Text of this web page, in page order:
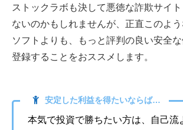
ストックラボも決して悪徳な詐欺サイ
ないのかもしれませんが、正直このよ
ソフトよりも、もっと評判の良い安全
登録することをおススメします。
安定した利益を得たいならば…
本気で投資で勝ちたい方は、自己流